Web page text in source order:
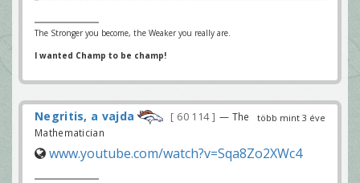
The Stronger you become, the Weaker you really are.
I wanted Champ to be champ!
több mint 3 éve
Negritis, a vajda 60 114
— The
Mathematician
www.youtube.com/watch?v=Sqa8Zo2XWc4